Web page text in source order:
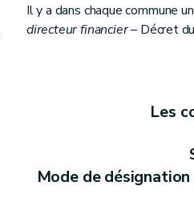
Section9
Du congé à
Art.L1124-4
Il y a dans chaque commune
directeur financier– Décret
Les
Mode de